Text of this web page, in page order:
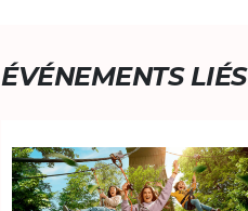
ÉVÉNEMENTS LIÉS